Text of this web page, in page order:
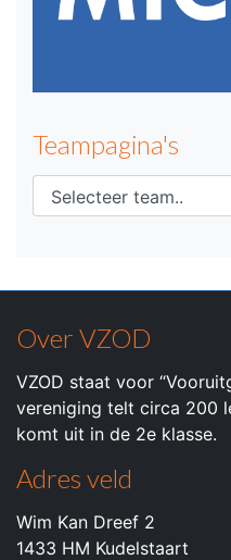
Teampagina's
Over VZOD
VZOD staat voor
vereniging telt circa 200
komt uit in de 2e klasse.
Adres veld
Wim Kan Dreef 2
1433 HM Kudelstaart